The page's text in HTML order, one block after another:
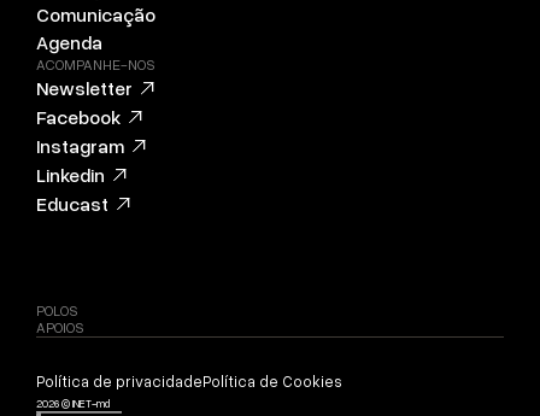
Comunicação
Agenda
ACOMPANHE-NOS
Newsletter
Facebook
Instagram
Linkedin
Educast
POLOS
APOIOS
2026 © INET-md
Política de privacidadePolítica de Cookies